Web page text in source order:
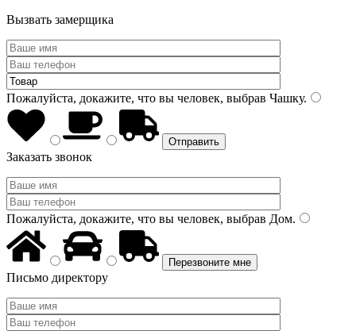
Вызвать замерщика
Пожалуйста, докажите, что вы человек, выбрав Чашку.
Заказать звонок
Пожалуйста, докажите, что вы человек, выбрав Дом.
Письмо директору